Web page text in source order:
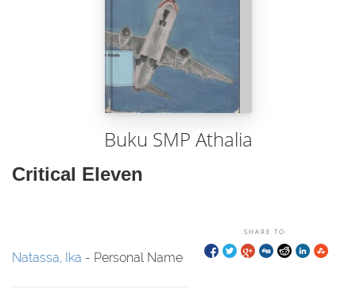
Buku SMP Athalia
Critical Eleven
SHARE TO:
Natassa, Ika - Personal Name